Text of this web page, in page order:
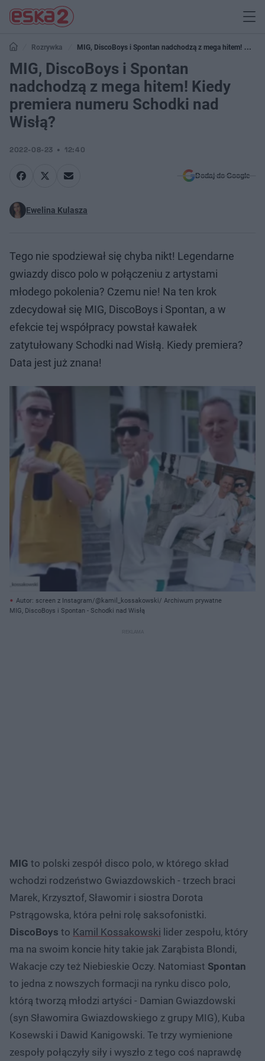
Rozrywka
MIG, DiscoBoys i Spontan nadchodzą z mega hitem! Kiedy
premiera numeru Schodki nad Wisłą?
MIG, DiscoBoys i Spontan
nadchodzą z mega hitem! Kiedy
premiera numeru Schodki nad
Wisłą?
2022-08-23 12:40
Dodaj do Google
Ewelina Kulasza
Tego nie spodziewał się chyba nikt! Legendarne
gwiazdy disco polo w połączeniu z artystami
młodego pokolenia? Czemu nie! Na ten krok
zdecydował się MIG, DiscoBoys i Spontan, a w
efekcie tej współpracy powstał kawałek
zatytułowany Schodki nad Wisłą. Kiedy premiera?
Data jest już znana!
Autor: screen z Instagram/@kamil_kossakowski/ Archiwum prywatne
MIG, DiscoBoys i Spontan - Schodki nad Wisłą
MIG to polski zespół disco polo, w którego skład
wchodzi rodzeństwo Gwiazdowskich - trzech braci
Marek, Krzysztof, Sławomir i siostra Dorota
Pstrągowska, która pełni rolę saksofonistki.
DiscoBoys to Kamil Kossakowski lider zespołu, który
ma na swoim koncie hity takie jak Zarąbista Blondi,
Wakacje czy też Niebieskie Oczy. Natomiast Spontan
to jedna z nowszych formacji na rynku disco polo,
którą tworzą młodzi artyści - Damian Gwiazdowski
(syn Sławomira Gwiazdowskiego z grupy MIG), Kuba
Kosewski i Dawid Kanigowski. Te trzy wymienione
zespoły połączyły siły i wyszło z tego coś naprawdę